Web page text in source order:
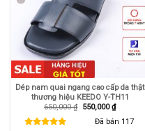
Dép nam quai ngang cao cấp da thật
thương hiệu KEEDO Y-TH11
650,000₫ Giá
550,000₫Giá
hiện
tại
Đã bán 117